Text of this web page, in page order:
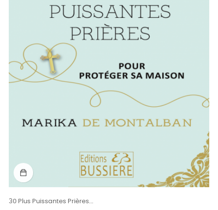
30 Plus Puissantes Prières...